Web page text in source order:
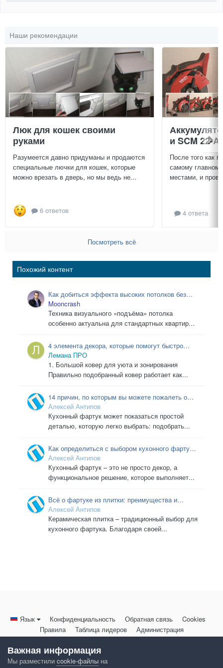
Наши рекомендации
Люк для кошек своими
руками
Разумеется давно придуманы и продаются
специальные лючки для кошек, которые
можно врезать в дверь, но мы ведь не...
6 ответов
и SCM 22-A
После того как
самому
местами, и
4 ответа
Посмотреть всё
Похожий контент
Как добиться эффекта высоких потолков без
ремонта
Mooncrash
Техника визуального «подъёма» потолка
особенно актуальна для стандартных квартир...
4 элемента декора, которые помогут быстро
преобразить интерьер
Лемана ПРО
1. Большой ковер для уюта и зонирования
Правильно подобранный ковер работает как...
14 причин, по которым вы можете пожалеть о
выборе кухонного фартука: распространенные
ошибки, которые стоит избегать.
Алексей Антипов
Кухонный фартук может показаться простой
деталью, которую легко выбрать: подобрать...
Как определиться с выбором кухонного фартука,
учитывая дизайн квартиры
Алексей Антипов
Кухонный фартук – это не просто декор, а
функциональное решение, которое выполняет...
Всё о фартуке из плитки: преимущества и
недостатки для вашей кухни
Алексей Антипов
Керамическая плитка – традиционный выбор для
кухонного фартука. Благодаря своей...
Язык Конфиденциальность Обратная связь
Cookies
Правила
Таблица лидеров Администрация
Powered by Invision Community
Важная информация
Мы разместили cookie-файлы на